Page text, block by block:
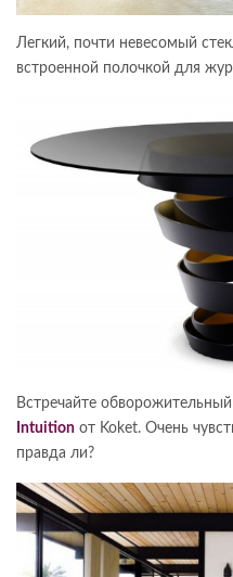
Легкий, почти невесомый
встроенной полочкой для
Встречайте
Intuition от Koket. Очень
правда ли?